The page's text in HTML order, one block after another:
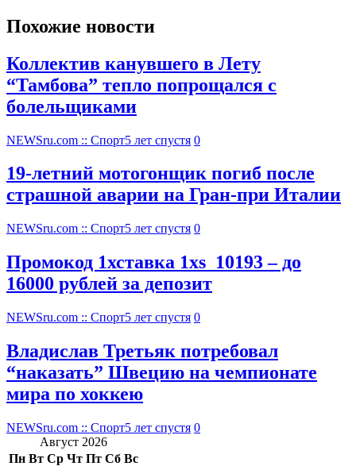
Похожие новости
Коллектив канувшего в Лету
“Тамбова” тепло попрощался с
болельщиками
NEWSru.com :: Спорт5 лет спустя 0
19-летний мотогонщик погиб после
страшной аварии на Гран-при Италии
NEWSru.com :: Спорт5 лет спустя 0
Промокод 1хставка 1xs_10193 – до
16000 рублей за депозит
NEWSru.com :: Спорт5 лет спустя 0
Владислав Третьяк потребовал
“наказать” Швецию на чемпионате
мира по хоккею
NEWSru.com :: Спорт5 лет спустя 0
Август 2026
Пн Вт Ср Чт Пт Сб Вс